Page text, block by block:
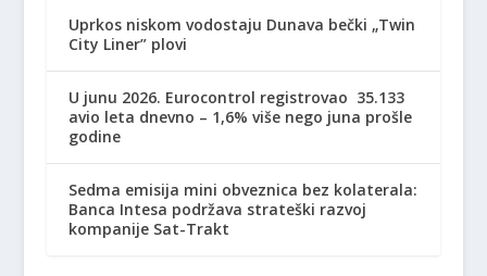
Uprkos niskom vodostaju Dunava bečki „Twin
City Liner” plovi
U junu 2026. Eurocontrol registrovao 35.133
avio leta dnevno – 1,6% više nego juna prošle
godine
Sedma emisija mini obveznica bez kolaterala:
Banca Intesa podržava strateški razvoj
kompanije Sat-Trakt